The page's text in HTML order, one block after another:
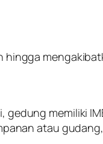
hingga
gedung memiliki
atau